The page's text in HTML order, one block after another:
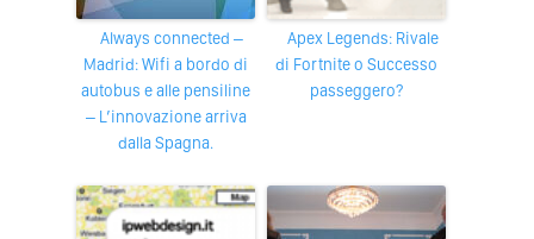
Always connected –
Madrid: Wifi a bordo di
autobus e alle pensiline
– L’innovazione arriva
dalla Spagna.
Apex Legends: Rivale
di Fortnite o Successo
passeggero?